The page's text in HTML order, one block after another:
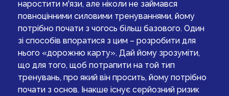
наростити м'язи, але ніколи не займався
повноцінними силовими тренуваннями, йому
потрібно почати з чогось більш базового. Один
зі способів впоратися з цим – розробити для
нього «дорожню карту». Дай йому зрозуміти,
що для того, щоб потрапити на той тип
тренувань, про який він просить, йому потрібно
почати з основ. Інакше існує серйозний ризик